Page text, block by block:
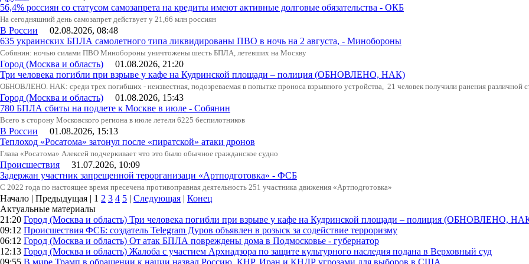
56,4% россиян со статусом самозапрета на кредиты имеют активные долговые обязательства - ОКБ
На сегодняшний день самозапрет действует у 21,66 млн россиян
В России 02.08.2026, 08:48
635 украинских БПЛА самолетного типа ликвидированы ПВО в ночь на 2 августа, - Минобороны
Собянин: ночью силами ПВО Минобороны уничтожены шесть БПЛА, летевших на Москву
Город (Москва и область) 01.08.2026, 21:20
Три человека погибли при взрыве у кафе на Кудринской площади – полиция (ОБНОВЛЕНО, НАК)
ОБНОВЛЕНО. НАК: среди трех погибших - неизвестная, подозреваемая в попытке проноса взрывного устройства, 21 человек получили ранения различной
Город (Москва и область) 01.08.2026, 15:43
780 БПЛА сбиты на подлете к Москве в июле - Собянин
Всего в сторону Московского региона в июле летели 6225 беспилотников
В России 01.08.2026, 15:13
Теплоход «Росатома» затонул после «пиратской» атаки дронов
Глава «Росатома» Алексей подчеркивает что это было обычное гражданское судно
Происшествия 31.07.2026, 10:09
Задержан участник запрещенной терорганизаци «Артподготовка» - ФСБ
С 2022 года по настоящее время пресечена противоправная деятельность 251 участника движения «Артподготовка»
Начало | Предыдущая | 1 2 3 4 5 | Следующая | Конец
Актуальные материалы
21:20 Город (Москва и область) Три человека погибли при взрыве у кафе на Кудринской площади – полиция (ОБНОВЛЕНО,
09:12 Происшествия ФСБ: создатель Telegram Дуров объявлен в розыск за содействие терроризму
06:12 Город (Москва и область) От атак БПЛА повреждены дома в Подмосковье - губернатор
12:13 Город (Москва и область) Жалоба с участием Архнадзора по защите культурного наследия подана в Верховный суд
09:55 В мире Трамп в обращении к нации назвал Россию, КНР, Иран и КНДР угрозами для выборов в США